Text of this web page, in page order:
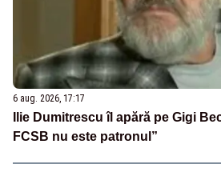
6 aug. 2026, 17:17
Ilie Dumitrescu îl apără pe Gigi
FCSB nu este patronul”